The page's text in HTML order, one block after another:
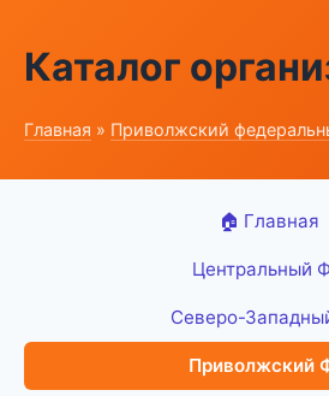
Каталог
Главная » Приволжский
🏠 Главная
Центральный
Северо-
Приволжский